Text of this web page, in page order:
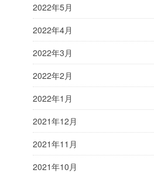
2022年5月
2022年4月
2022年3月
2022年2月
2022年1月
2021年12月
2021年11月
2021年10月